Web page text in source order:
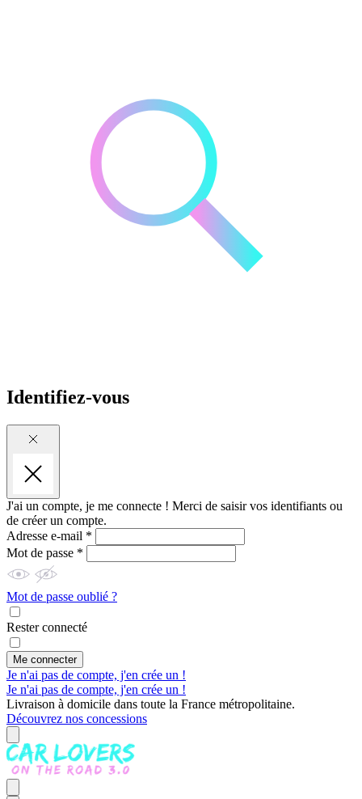
Identifiez-vous
J'ai un compte, je me connecte ! Merci de saisir vos identifiants ou
de créer un compte.
Adresse e-mail *
Mot de passe *
Mot de passe oublié ?
Rester connecté
Me connecter
Je n'ai pas de compte, j'en crée un !
Je n'ai pas de compte, j'en crée un !
Livraison à domicile dans toute la France métropolitaine.
Découvrez nos concessions